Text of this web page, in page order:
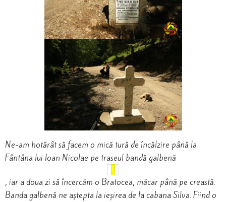
Ne-am hotărât să facem o mică tură de încălzire până la
Fântâna lui Ioan Nicolae pe traseul bandă galbenă
, iar a doua zi să încercăm o Bratocea, măcar până pe creastă.
Banda galbenă ne aștepta la ieșirea de la cabana Silva. Fiind o